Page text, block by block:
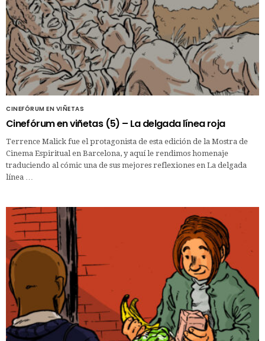
CINEFÓRUM EN VIÑETAS
Cinefórum en viñetas (5) – La delgada línea roja
Terrence Malick fue el protagonista de esta edición de la Mostra de
Cinema Espiritual en Barcelona, y aquí le rendimos homenaje
traduciendo al cómic una de sus mejores reflexiones en La delgada
línea …